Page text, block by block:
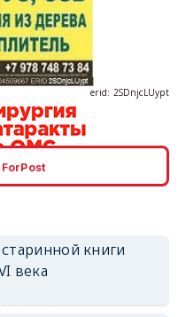
книги
века